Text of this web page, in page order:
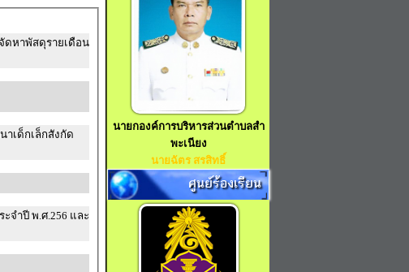
ดหาพัสดุรายเดือน
เด็กเล็กสังกัด
พ.ศ.256 และ
นายกองค์การบริหารส่วนตำบลสำ
พะเนียง
นายฉัตร สรสิทธิ์
ศูนย์ร้องเรียน